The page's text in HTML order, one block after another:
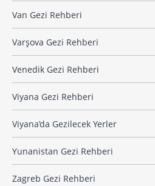
Van Gezi Rehberi
Varşova Gezi Rehberi
Venedik Gezi Rehberi
Viyana Gezi Rehberi
Viyana’da Gezilecek Yerler
Yunanistan Gezi Rehberi
Zagreb Gezi Rehberi